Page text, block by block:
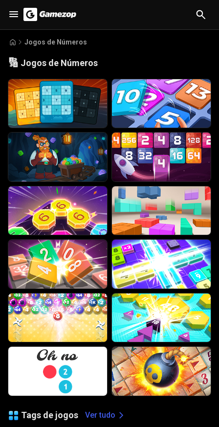
Jogos de Números
🔢 Jogos de Números
Tags de jogos Ver tudo